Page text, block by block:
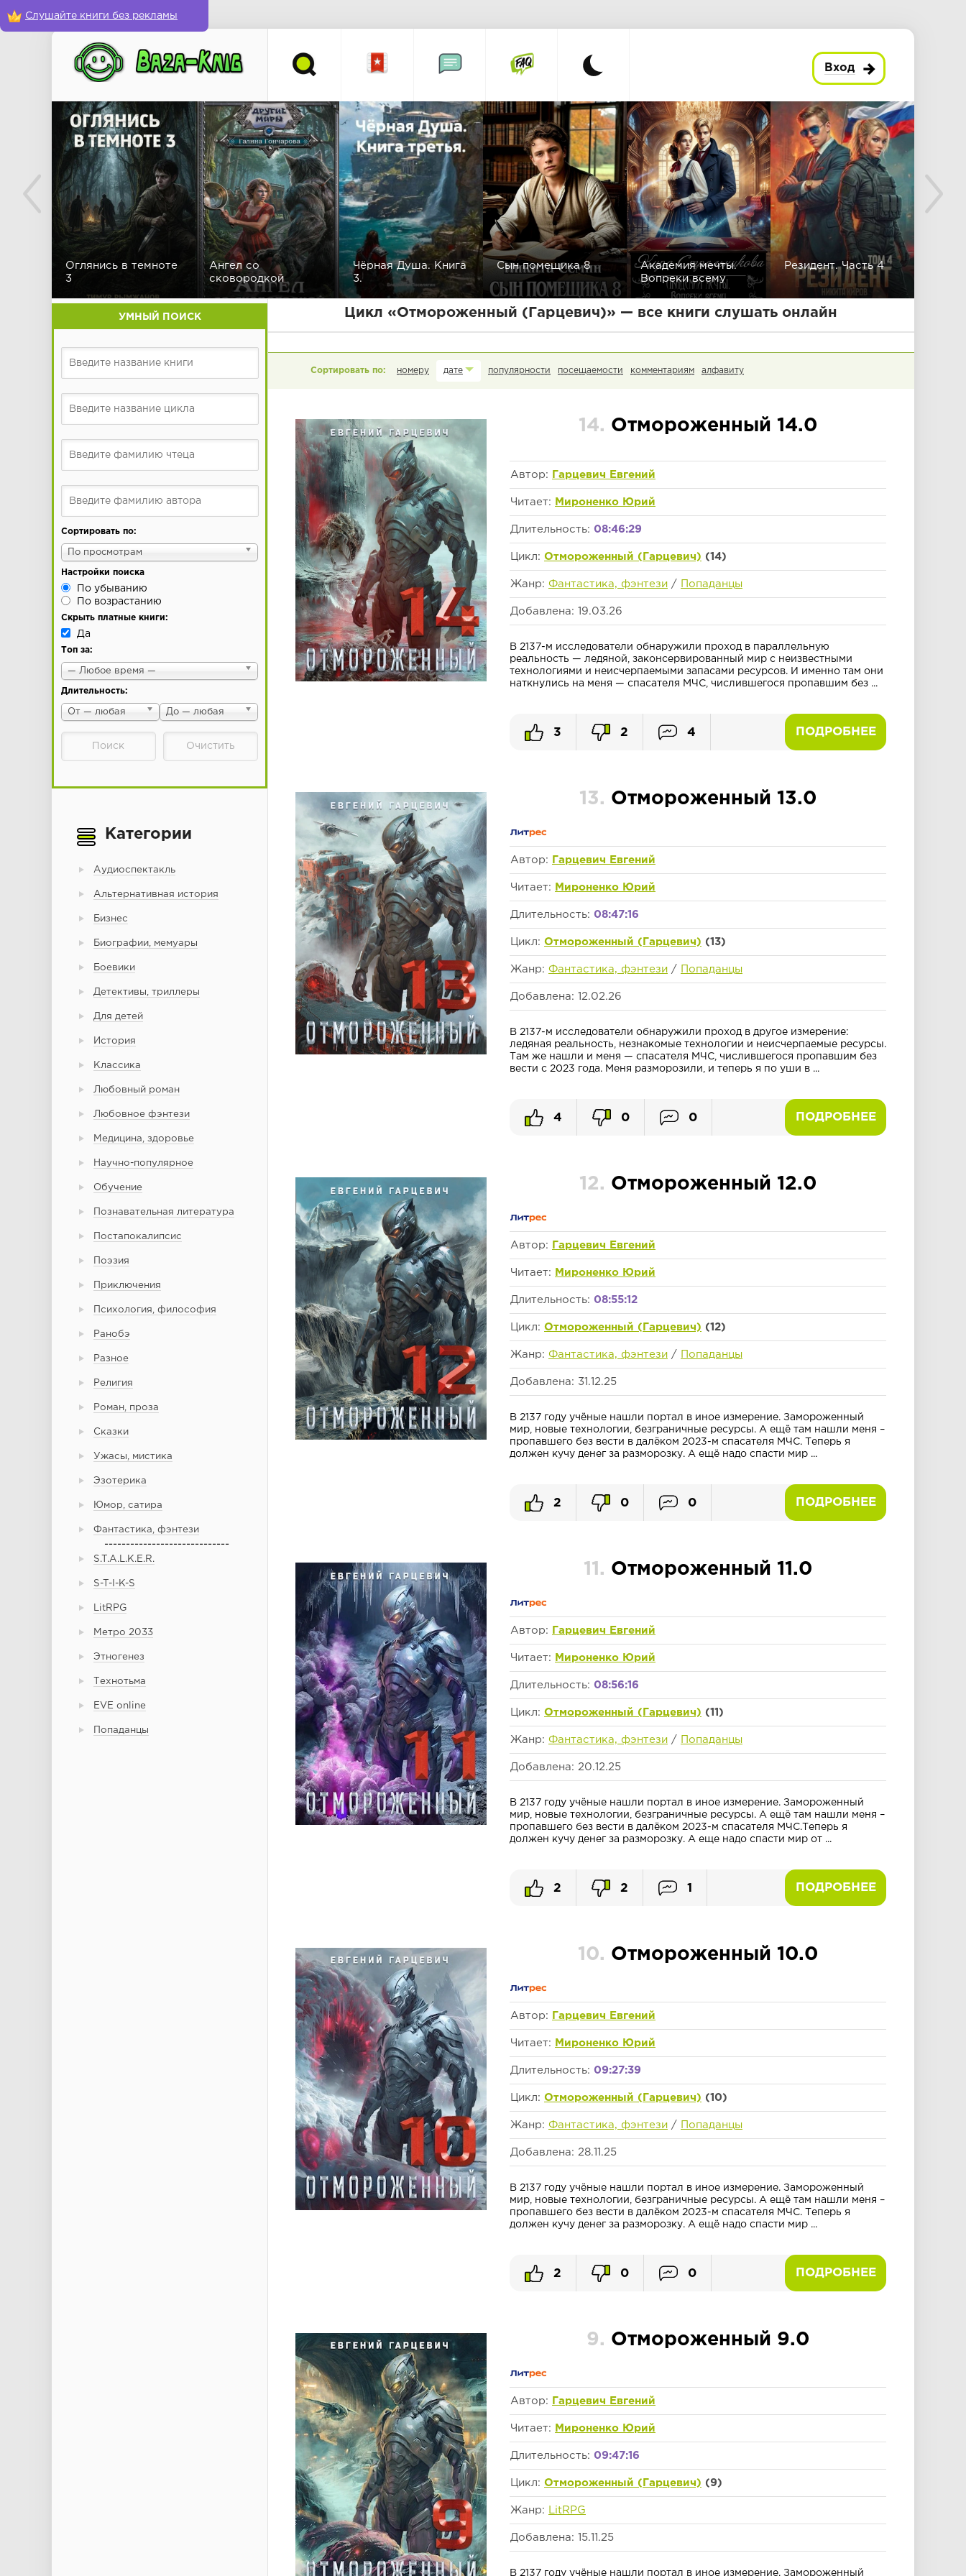
Слушайте книги без рекламы
Вход
Оглянись в темноте
3
Ангел со
сковородкой
Чёрная Душа. Книга
3.
Сын помещика 8
Академия мечты.
Вопреки всему
Резидент. Часть 4
УМНЫЙ ПОИСК
Сортировать по:
По просмотрам
Настройки поиска
По убыванию
По возрастанию
Скрыть платные книги:
Да
Топ за:
— Любое время —
Длительность:
От — любая До — любая
Категории
Аудиоспектакль
Альтернативная история
Бизнес
Биографии, мемуары
Боевики
Детективы, триллеры
Для детей
История
Классика
Любовный роман
Любовное фэнтези
Медицина, здоровье
Научно-популярное
Обучение
Познавательная литература
Постапокалипсис
Поэзия
Приключения
Психология, философия
Ранобэ
Разное
Религия
Роман, проза
Сказки
Ужасы, мистика
Эзотерика
Юмор, сатира
Фантастика, фэнтези
-----------------------------
S.T.A.L.K.E.R.
S-T-I-K-S
LitRPG
Метро 2033
Этногенез
Технотьма
EVE online
Попаданцы
Цикл «Отмороженный (Гарцевич)» — все книги слушать онлайн
номеру дате популярности посещаемости комментариям алфавиту
14. Отмороженный 14.0
Автор: Гарцевич Евгений
Читает: Мироненко Юрий
Длительность: 08:46:29
Цикл: Отмороженный (Гарцевич) (14)
Жанр: Фантастика, фэнтези / Попаданцы
Добавлена: 19.03.26
В 2137-м исследователи обнаружили проход в параллельную
реальность — ледяной, законсервированный мир с неизвестными
технологиями и неисчерпаемыми запасами ресурсов. И именно там они
наткнулись на меня — спасателя МЧС, числившегося пропавшим без ...
ПОДРОБНЕЕ
3 2 4
13. Отмороженный 13.0
Автор: Гарцевич Евгений
Читает: Мироненко Юрий
Длительность: 08:47:16
Цикл: Отмороженный (Гарцевич) (13)
Жанр: Фантастика, фэнтези / Попаданцы
Добавлена: 12.02.26
В 2137-м исследователи обнаружили проход в другое измерение:
ледяная реальность, незнакомые технологии и неисчерпаемые ресурсы.
Там же нашли и меня — спасателя МЧС, числившегося пропавшим без
вести с 2023 года. Меня разморозили, и теперь я по уши в ...
ПОДРОБНЕЕ
4 0 0
12. Отмороженный 12.0
Автор: Гарцевич Евгений
Читает: Мироненко Юрий
Длительность: 08:55:12
Цикл: Отмороженный (Гарцевич) (12)
Жанр: Фантастика, фэнтези / Попаданцы
Добавлена: 31.12.25
В 2137 году учёные нашли портал в иное измерение. Замороженный
мир, новые технологии, безграничные ресурсы. А ещё там нашли меня –
пропавшего без вести в далёком 2023-м спасателя МЧС. Теперь я
должен кучу денег за разморозку. А ещё надо спасти мир ...
ПОДРОБНЕЕ
2 0 0
11. Отмороженный 11.0
Автор: Гарцевич Евгений
Читает: Мироненко Юрий
Длительность: 08:56:16
Цикл: Отмороженный (Гарцевич) (11)
Жанр: Фантастика, фэнтези / Попаданцы
Добавлена: 20.12.25
В 2137 году учёные нашли портал в иное измерение. Замороженный
мир, новые технологии, безграничные ресурсы. А ещё там нашли меня –
пропавшего без вести в далёком 2023-м спасателя МЧС.Теперь я
должен кучу денег за разморозку. А еще надо спасти мир от ...
ПОДРОБНЕЕ
2 2 1
10. Отмороженный 10.0
Автор: Гарцевич Евгений
Читает: Мироненко Юрий
Длительность: 09:27:39
Цикл: Отмороженный (Гарцевич) (10)
Жанр: Фантастика, фэнтези / Попаданцы
Добавлена: 28.11.25
В 2137 году учёные нашли портал в иное измерение. Замороженный
мир, новые технологии, безграничные ресурсы. А ещё там нашли меня –
пропавшего без вести в далёком 2023-м спасателя МЧС. Теперь я
должен кучу денег за разморозку. А ещё надо спасти мир ...
ПОДРОБНЕЕ
2 0 0
9. Отмороженный 9.0
Автор: Гарцевич Евгений
Читает: Мироненко Юрий
Длительность: 09:47:16
Цикл: Отмороженный (Гарцевич) (9)
Жанр: LitRPG
Добавлена: 15.11.25
В 2137 году учёные нашли портал в иное измерение. Замороженный